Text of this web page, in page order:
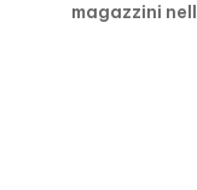
magazzini